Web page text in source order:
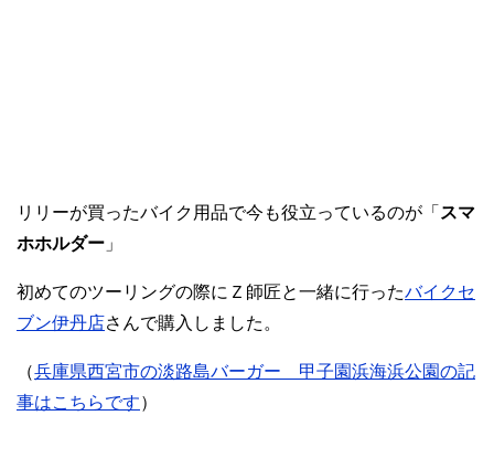
リリーが買ったバイク用品で今も役立っているのが「 スマ
ホホルダー 」
初めてのツーリングの際にＺ師匠と一緒に行ったバイクセ
ブン伊丹店さんで購入しました。
（兵庫県西宮市の淡路島バーガー 甲子園浜海浜公園の記
事はこちらです）